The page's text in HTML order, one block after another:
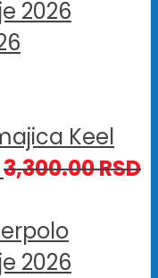
Keel
3,300.00RSD